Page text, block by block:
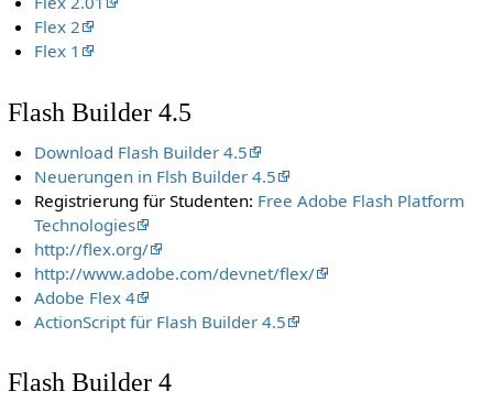
Flex 2
Flex 1
Flash Builder 4.5
Download Flash Builder 4.5
Neuerungen in Flsh Builder 4.5
Registrierung für Studenten: Free Adobe Flash Platform
Technologies
http://flex.org/
http://www.adobe.com/devnet/flex/
Adobe Flex 4
ActionScript für Flash Builder 4.5
Flash Builder 4